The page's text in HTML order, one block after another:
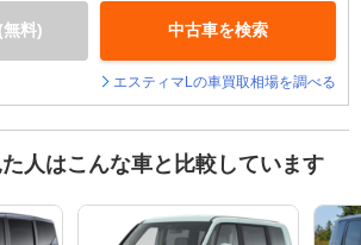
料) 中古車を検索
エスティマLの車買取相場を調べる
人はこんな車と比較しています